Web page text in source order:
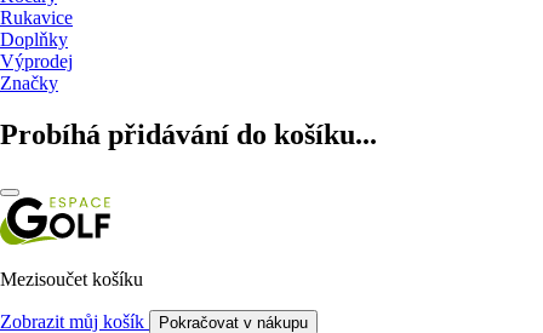
Rukavice
Doplňky
Výprodej
Značky
Probíhá přidávání do košíku...
Mezisoučet košíku
Zobrazit můj košík Pokračovat v nákupu